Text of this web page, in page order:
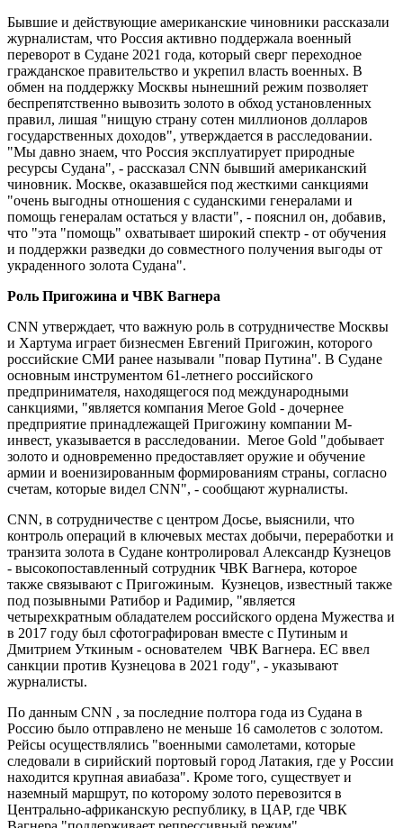
Бывшие и действующие американские чиновники рассказали
журналистам, что Россия активно поддержала военный
переворот в Судане 2021 года, который сверг переходное
гражданское правительство и укрепил власть военных. В
обмен на поддержку Москвы нынешний режим позволяет
беспрепятственно вывозить золото в обход установленных
правил, лишая "нищую страну сотен миллионов долларов
государственных доходов", утверждается в расследовании.
"Мы давно знаем, что Россия эксплуатирует природные
ресурсы Судана", - рассказал CNN бывший американский
чиновник. Москве, оказавшейся под жесткими санкциями
"очень выгодны отношения с суданскими генералами и
помощь генералам остаться у власти", - пояснил он, добавив,
что "эта "помощь" охватывает широкий спектр - от обучения
и поддержки разведки до совместного получения выгоды от
украденного золота Судана".
Роль Пригожина и ЧВК Вагнера
CNN утверждает, что важную роль в сотрудничестве Москвы
и Хартума играет бизнесмен Евгений Пригожин, которого
российские СМИ ранее называли "повар Путина". В Судане
основным инструментом 61-летнего российского
предпринимателя, находящегося под международными
санкциями, "является компания Meroe Gold - дочернее
предприятие принадлежащей Пригожину компании М-
инвест, указывается в расследовании. Meroe Gold "добывает
золото и одновременно предоставляет оружие и обучение
армии и военизированным формированиям страны, согласно
счетам, которые видел CNN", - сообщают журналисты.
CNN, в сотрудничестве с центром Досье, выяснили, что
контроль операций в ключевых местах добычи, переработки и
транзита золота в Судане контролировал Александр Кузнецов
- высокопоставленный сотрудник ЧВК Вагнера, которое
также связывают с Пригожиным. Кузнецов, известный также
под позывными Ратибор и Радимир, "является
четырехкратным обладателем российского ордена Мужества и
в 2017 году был сфотографирован вместе с Путиным и
Дмитрием Уткиным - основателем ЧВК Вагнера. ЕС ввел
санкции против Кузнецова в 2021 году", - указывают
журналисты.
По данным CNN , за последние полтора года из Судана в
Россию было отправлено не меньше 16 самолетов с золотом.
Рейсы осуществлялись "военными самолетами, которые
следовали в сирийский портовый город Латакия, где у России
находится крупная авиабаза". Кроме того, существует и
наземный маршрут, по которому золото перевозится в
Центрально-африканскую республику, в ЦАР, где ЧВК